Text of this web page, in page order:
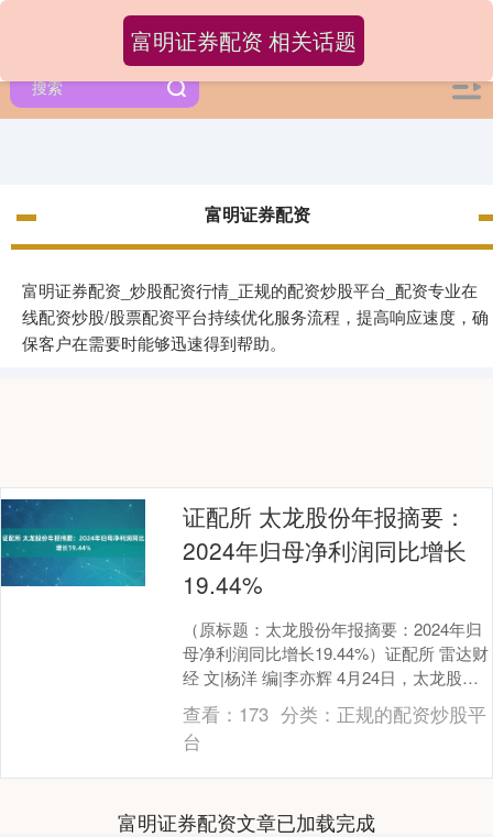
富明证券配资
富明证券配资_炒股配资行情_正规的配资炒股平台_配资专业在
线配资炒股/股票配资平台持续优化服务流程，提高响应速度，确
保客户在需要时能够迅速得到帮助。
富明证券配资 相关话题
证配所 太龙股份年报摘要：
2024年归母净利润同比增长
19.44%
（原标题：太龙股份年报摘要：2024年归
母净利润同比增长19.44%）证配所 雷达财
经 文|杨洋 编|李亦辉 4月24日，太龙股份
(300650)发布2024年....
查看： 173 分类： 正规的配资炒股平
台
富明证券配资文章已加载完成